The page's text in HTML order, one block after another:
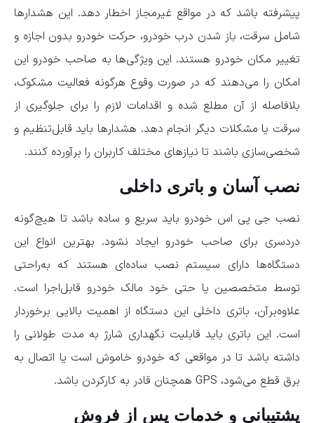
پیشرفته باشد که در مواقع غیرمجاز اخطار دهد. این هشدارها
شامل سرقت، باز شدن درب خودرو، حرکت خودرو بدون اجازه و
تغییر مکان خودرو هستند. این ویژگی‌ها به صاحب خودرو این
امکان را می‌دهند که در صورت وقوع هرگونه فعالیت مشکوک،
بلافاصله از آن مطلع شده و اقدامات لازم را برای جلوگیری از
سرقت یا مشکلات دیگر انجام دهد. هشدارها باید قابل‌تنظیم و
شخصی‌سازی باشند تا نیازهای مختلف کاربران را برآورده کنند.
نصب آسان و باتری داخلی
نصب جی پی اس خودرو باید سریع و ساده باشد تا هیچ‌گونه
دردسری برای صاحب خودرو ایجاد نشود. بهترین انواع این
دستگاه‌ها دارای سیستم نصب ساده‌ای هستند که به‌راحتی
توسط متخصصین یا حتی خود مالک خودرو قابل‌اجرا است.
علاوه‌برآن، باتری داخلی این دستگاه از اهمیت بالایی برخوردار
است. این باتری باید قابلیت نگهداری شارژ به مدت طولانی را
داشته باشد تا در مواقعی که خودرو خاموش است یا اتصال به
برق قطع می‌شود، GPS همچنان قادر به کارکردن باشد.
پشتیبانی و خدمات پس از فروش